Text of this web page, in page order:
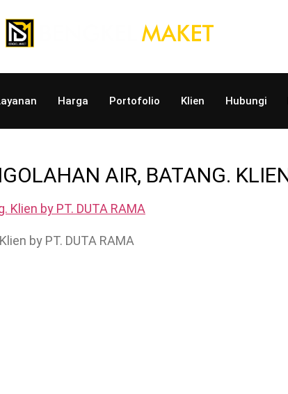
Harga Portofolio Klien Hubungi
AIR, BATANG.
by PT. DUTA RAMA